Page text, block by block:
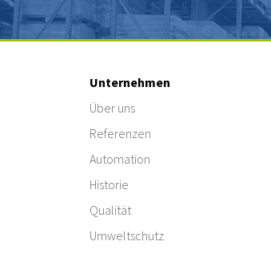
Unternehmen
Über uns
Referenzen
Automation
Historie
Qualität
Umweltschutz